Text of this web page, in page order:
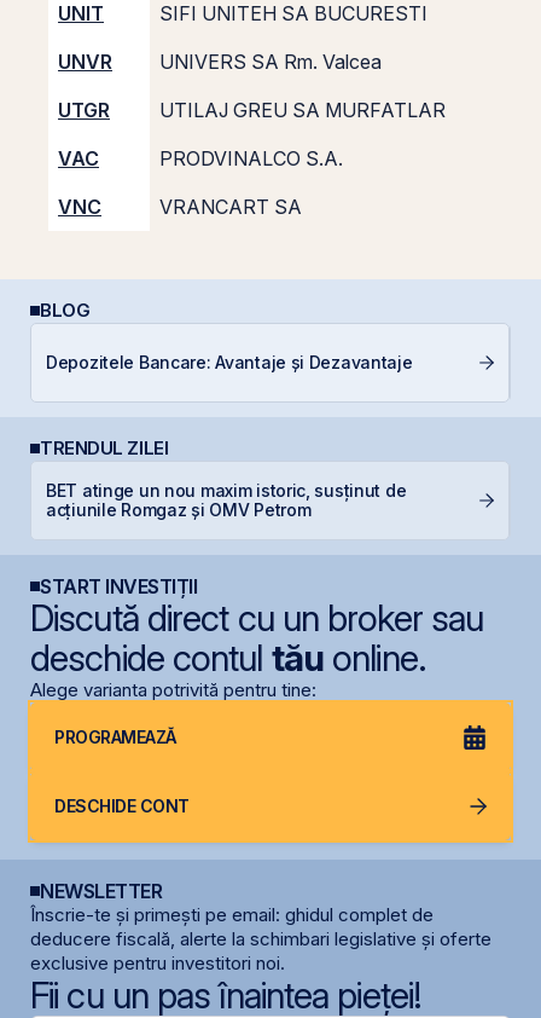
UNIT
SIFI UNITEH SA BUCURESTI
UNVR
UNIVERS SA Rm. Valcea
UTGR
UTILAJ GREU SA MURFATLAR
VAC
PRODVINALCO S.A.
VNC
VRANCART SA
BLOG
Depozitele Bancare: Avantaje și Dezavantaje
TRENDUL ZILEI
BET atinge un nou maxim istoric, susținut de
acțiunile Romgaz și OMV Petrom
START INVESTIȚII
Discută direct cu un broker sau
deschide contul tăuonline.
Alege varianta potrivită pentru tine:
PROGRAMEAZĂ
DESCHIDE CONT
NEWSLETTER
Înscrie-te și primești pe email: ghidul complet de
deducere fiscală, alerte la schimbari legislative și oferte
exclusive pentru investitori noi.
Fii cu un pas înaintea pieței!